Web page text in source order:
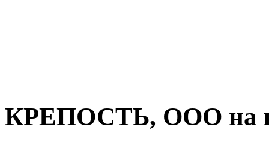
КРЕПОСТЬ, ООО на